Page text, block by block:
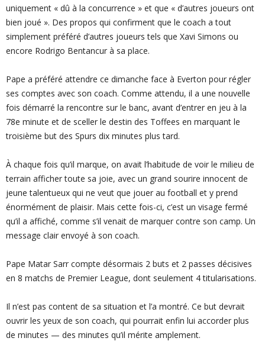
uniquement « dû à la concurrence » et que « d’autres joueurs ont
bien joué ». Des propos qui confirment que le coach a tout
simplement préféré d’autres joueurs tels que Xavi Simons ou
encore Rodrigo Bentancur à sa place.
Pape a préféré attendre ce dimanche face à Everton pour régler
ses comptes avec son coach. Comme attendu, il a une nouvelle
fois démarré la rencontre sur le banc, avant d’entrer en jeu à la
78e minute et de sceller le destin des Toffees en marquant le
troisième but des Spurs dix minutes plus tard.
À chaque fois qu’il marque, on avait l’habitude de voir le milieu de
terrain afficher toute sa joie, avec un grand sourire innocent de
jeune talentueux qui ne veut que jouer au football et y prend
énormément de plaisir. Mais cette fois-ci, c’est un visage fermé
qu’il a affiché, comme s’il venait de marquer contre son camp. Un
message clair envoyé à son coach.
Pape Matar Sarr compte désormais 2 buts et 2 passes décisives
en 8 matchs de Premier League, dont seulement 4 titularisations.
Il n’est pas content de sa situation et l’a montré. Ce but devrait
ouvrir les yeux de son coach, qui pourrait enfin lui accorder plus
de minutes — des minutes qu’il mérite amplement.